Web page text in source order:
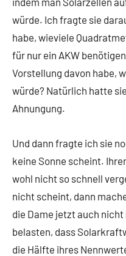
würde. Ich fragte sie
habe, wieviele
für nur ein AKW
Vorstellung davon habe,
würde? Natürlich hatte
Ahnungung.
Und dann fragte ich sie
keine Sonne scheint.
wohl nicht so schnell
nicht scheint, dann
die Dame jetzt auch
belasten, dass
die Hälfte ihres